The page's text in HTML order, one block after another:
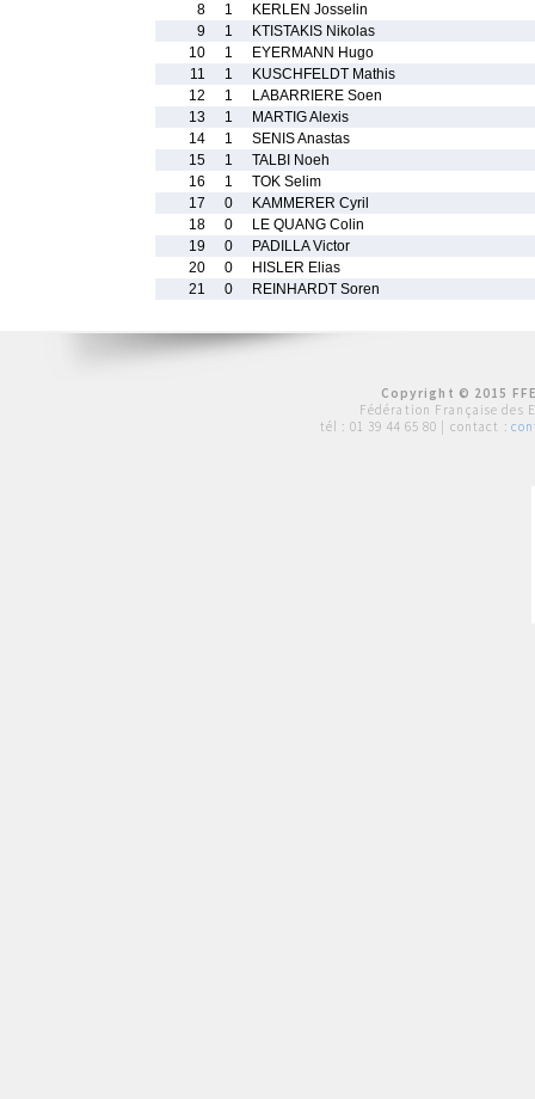
8
1
KERLEN Josselin
9
1
KTISTAKIS Nikolas
10
1
EYERMANN Hugo
11
1
KUSCHFELDT Mathis
12
1
LABARRIERE Soen
13
1
MARTIG Alexis
14
1
SENIS Anastas
15
1
TALBI Noeh
16
1
TOK Selim
17
0
KAMMERER Cyril
18
0
LE QUANG Colin
19
0
PADILLA Victor
20
0
HISLER Elias
21
0 REINHARDT Soren
Copyright © 2015
Fédération Française des
tél : 01 39 44 65 80 | contact :